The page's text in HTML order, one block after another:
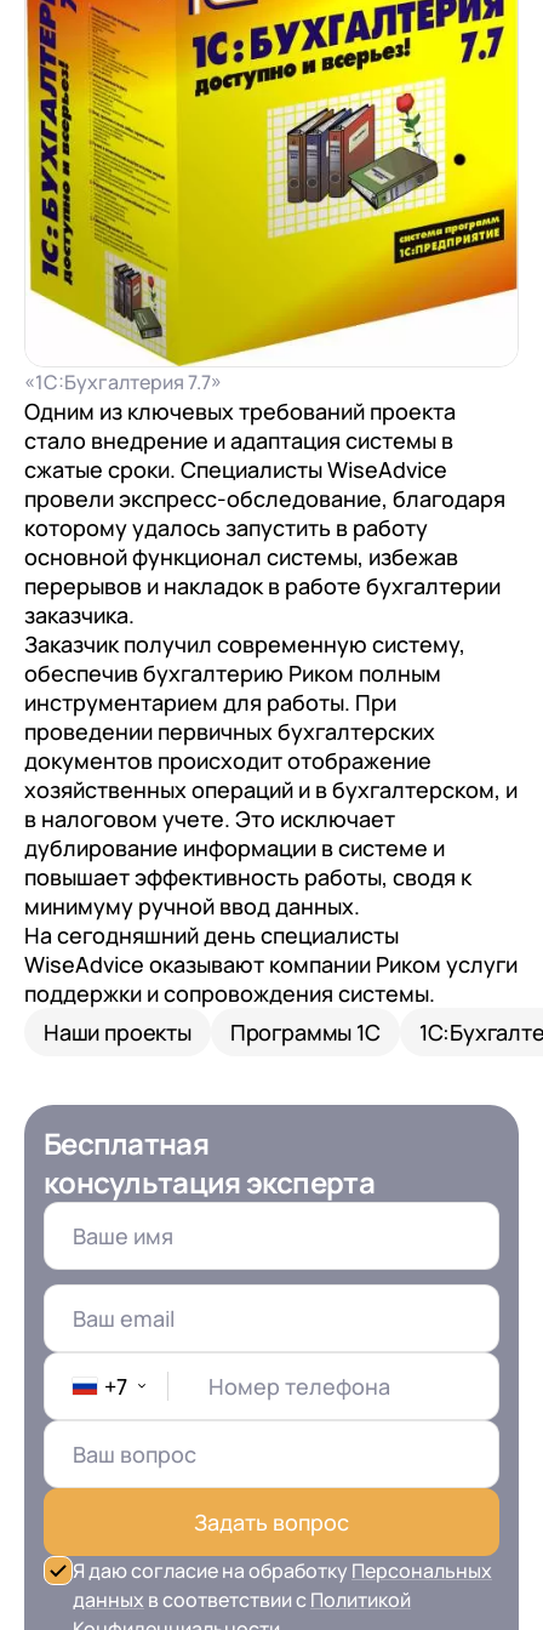
«1С:Бухгалтерия 7.7»
Одним из ключевых требований проекта
стало внедрение и адаптация системы в
сжатые сроки. Специалисты WiseAdvice
провели экспресс-обследование, благодаря
которому удалось запустить в работу
основной функционал системы, избежав
перерывов и накладок в работе бухгалтерии
заказчика.
Заказчик получил современную систему,
обеспечив бухгалтерию Риком полным
инструментарием для работы. При
проведении первичных бухгалтерских
документов происходит отображение
хозяйственных операций и в бухгалтерском, и
в налоговом учете. Это исключает
дублирование информации в системе и
повышает эффективность работы, сводя к
минимуму ручной ввод данных.
На сегодняшний день специалисты
WiseAdvice оказывают компании Риком услуги
поддержки и сопровождения системы.
Наши проекты
Программы 1С
Бесплатная
консультация эксперта
+7 Номер телефона
Задать вопрос
Я даю согласие на обработку Персональных
данных в соответствии сПолитикой
Переход с Terrasoft CRM на 1С:CRM или
1С-Битрикс 24
документооборот (КЭДО)
1С:Кабинет сотрудника
Внутренний документооборот (СЭД)
1С:Документооборот 8
Управление финансами (FRP)
1С:Управление холдингом
WA:Финансист
Отраслевые решения
Легкая логистика
Бизнес-аналитика (BI)
1С:Аналитика
Управление взаимоотношениями с
клиентами (CRM)
1С:CRM
Лицензии 1С
Сервисы 1С
1С-ЭДО
1С:Контрагент
1С-Отчетность
1С:Фреш
Доки 1С
Прочие отрасли
Контакты
Релокация
Грейды
Истории успеха
Отзывы сотрудников